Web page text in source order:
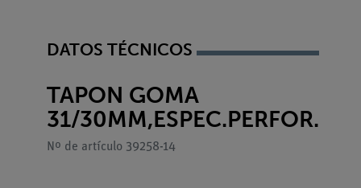
DATOS TÉCNICOS
TAPON GOMA
31/30MM,ESPEC.PERFOR.
Nº de artículo 39258-14